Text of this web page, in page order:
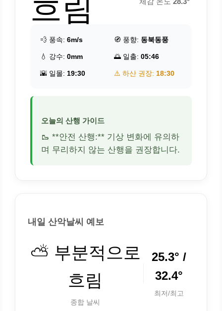
흐림
💨 풍속: 6m/s 🧭 풍향: 동북동풍
💧 강수: 0mm 🌅 일출: 05:46
🌇 일몰: 19:30 ⚠️ 하산 권장: 18:30
오늘의 산행 가이드
🥾 **안전 산행:** 기상 변화에 유의하
며 무리하지 않는 산행을 권장합니다.
내일 산악날씨 예보
⛅ 부분적으로
흐림
종합 날씨
25.3° /
32.4°
최저/최고